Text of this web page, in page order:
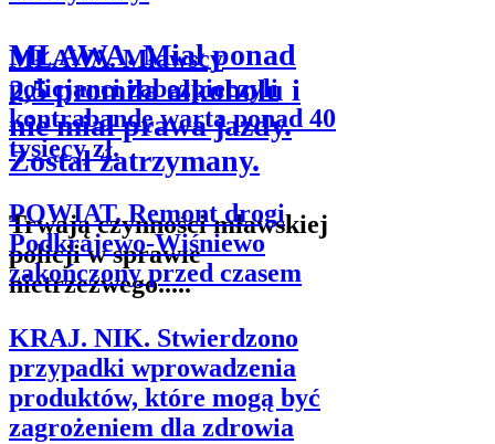
MŁAWA. Miał ponad
2,5 promila alkoholu i
nie miał prawa jazdy.
Został zatrzymany.
Trwają czynności mławskiej
policji w sprawie
nietrzeźwego.....
MŁAWA. Mławscy
policjanci zabezpieczyli
kontrabandę warta ponad 40
tysięcy zł.
POWIAT. Remont drogi
Podkrajewo-Wiśniewo
zakończony przed czasem
KRAJ. NIK. Stwierdzono
przypadki wprowadzenia
produktów, które mogą być
zagrożeniem dla zdrowia